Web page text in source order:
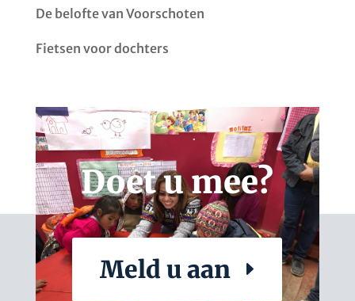
De belofte van Voorschoten
Fietsen voor dochters
Doet u mee?
Meld u aan